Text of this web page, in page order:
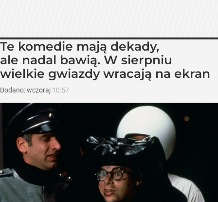
Te komedie mają dekady,
ale nadal bawią. W sierpniu
wielkie gwiazdy wracają na ekran
Dodano:wczoraj 10:57